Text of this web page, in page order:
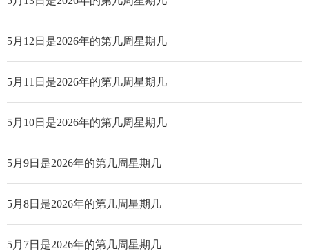
5月12日是2026年的第几周星期几
5月11日是2026年的第几周星期几
5月10日是2026年的第几周星期几
5月9日是2026年的第几周星期几
5月8日是2026年的第几周星期几
5月7日是2026年的第几周星期几